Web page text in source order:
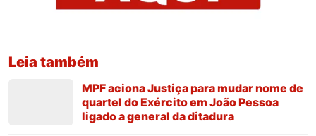
Leia também
MPF aciona Justiça para mudar nome de
quartel do Exército em João Pessoa
ligado a general da ditadura